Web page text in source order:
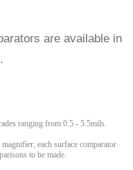
are available in
ranging from 0.5 - 5.5mils.
each surface comparator
to be made.